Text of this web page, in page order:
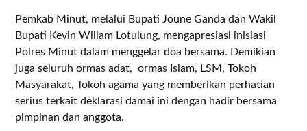
Pemkab Minut, melalui Bupati Joune Ganda dan Wakil
Bupati Kevin Wiliam Lotulung, mengapresiasi inisiasi
Polres Minut dalam menggelar doa bersama. Demikian
juga seluruh ormas adat, ormas Islam, LSM, Tokoh
Masyarakat, Tokoh agama yang memberikan perhatian
serius terkait deklarasi damai ini dengan hadir bersama
pimpinan dan anggota.